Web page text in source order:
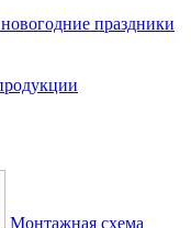
праздники
Монтажная схема